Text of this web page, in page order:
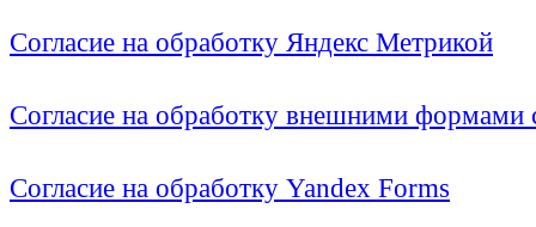
Согласие на обработку Яндекс Метрикой
Согласие на обработку внешними формами
Согласие на обработку Yandex Forms